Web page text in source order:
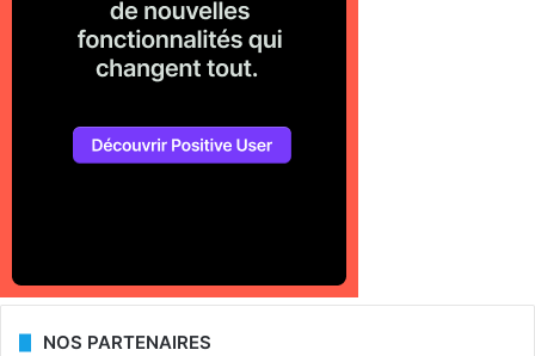
NOS PARTENAIRES